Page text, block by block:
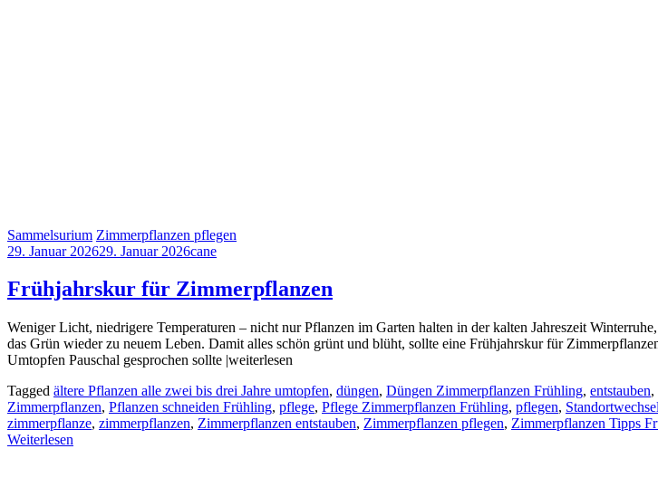
Sam­mel­su­ri­um Zimmerpflanzen pflegen
29. Januar 202629. Januar 2026cane
Frühjahrskur für Zimmerpflanzen
Weniger Licht, niedrigere Temperaturen – nicht nur Pflanzen im Garten halten in der kalten Jahreszeit
das Grün wieder zu neuem Leben. Damit alles schön grünt und blüht, sollte eine Frühjahrskur für
Umtopfen Pauschal gesprochen sollte |weiterlesen
Tagged ältere Pflanzen alle zwei bis drei Jahre umtopfen, düngen, Düngen Zimmerpflanzen Frühling, entstauben,
Zimmerpflanzen, Pflanzen schneiden Frühling, pflege, Pflege Zimmerpflanzen Frühling, pflegen,
zimmerpflanze, zimmerpflanzen, Zimmerpflanzen entstauben, Zimmerpflanzen pflegen, Zimmerpflanzen Tipps
Weiterlesen